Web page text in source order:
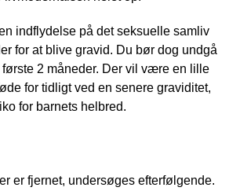
indflydelse på det seksuelle samliv
for at blive gravid. Du bør dog undgå
2 måneder. Der vil være en lille
for tidligt ved en senere graviditet,
for barnets helbred.
er fjernet, undersøges efterfølgende.